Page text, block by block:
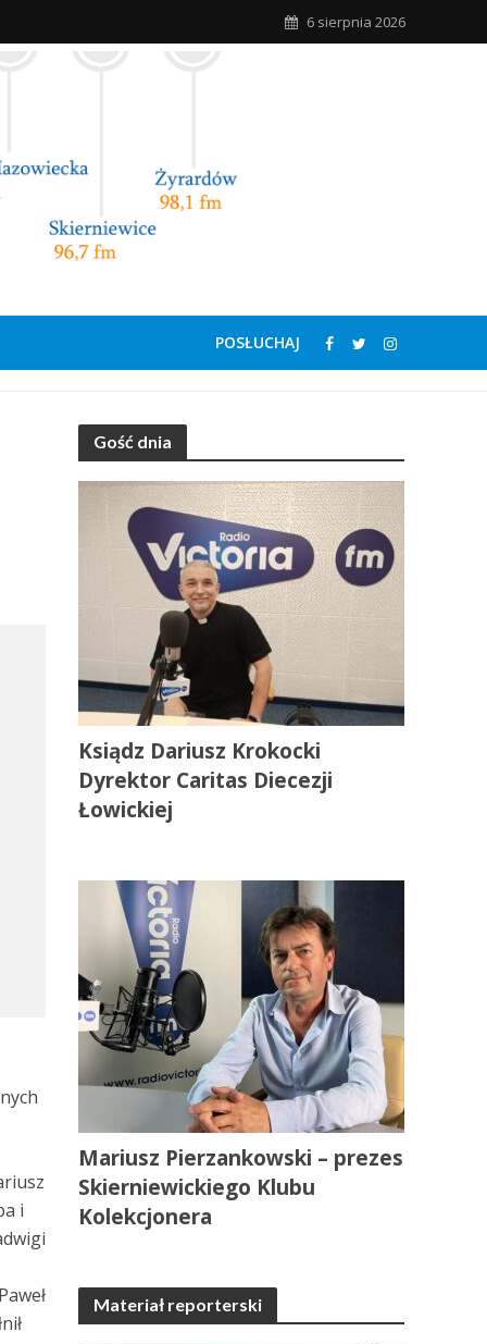
6 sierpnia 2026
POSŁUCHAJ
i
Gość dnia
Ksiądz Dariusz Krokocki
Dyrektor Caritas Diecezji
Łowickiej
Mariusz Pierzankowski – prezes
Skierniewickiego Klubu
Kolekcjonera
Materiał reporterski